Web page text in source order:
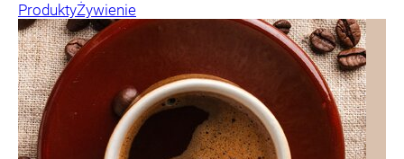
ProduktyŻywienie